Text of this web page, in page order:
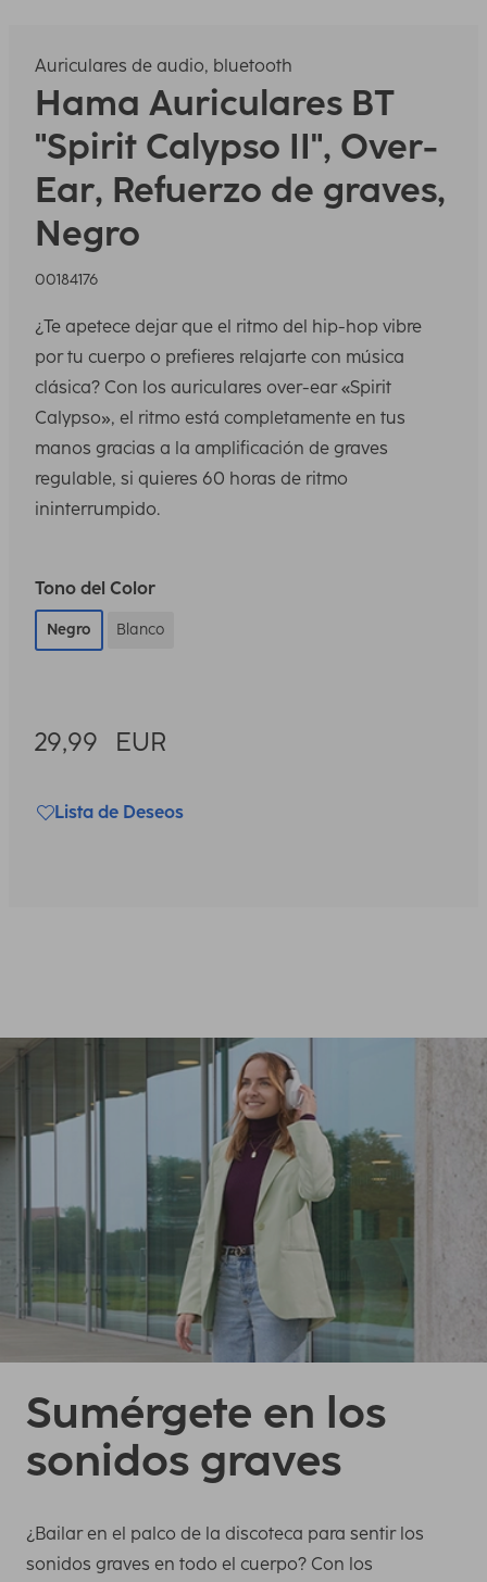
Auriculares de audio, bluetooth
Hama Auriculares BT
"Spirit Calypso II", Over-
Ear, Refuerzo de graves,
Negro
00184176
¿Te apetece dejar que el ritmo del hip-hop vibre
por tu cuerpo o prefieres relajarte con música
clásica? Con los auriculares over-ear «Spirit
Calypso», el ritmo está completamente en tus
manos gracias a la amplificación de graves
regulable, si quieres 60 horas de ritmo
ininterrumpido.
Tono del Color
Negro Blanco
29,99 EUR
Lista de Deseos
Sumérgete en los
sonidos graves
¿Bailar en el palco de la discoteca para sentir los
sonidos graves en todo el cuerpo? Con los